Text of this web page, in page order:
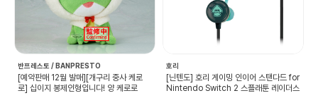
반프레스토 / BANPRESTO
[예약판매 12월 발매][개구리 중사 케로
로] 십이지 봉제인형입니다! 양 케로로
호리
[닌텐도] 호리 게이밍 인이어 스탠다드 for
Nintendo Switch 2 스플래툰 레이더스